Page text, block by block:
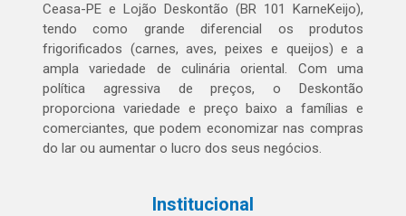
Ceasa-PE e Lojão Deskontão (BR 101 KarneKeijo),
tendo como grande diferencial os produtos
frigorificados (carnes, aves, peixes e queijos) e a
ampla variedade de culinária oriental. Com uma
política agressiva de preços, o Deskontão
proporciona variedade e preço baixo a famílias e
comerciantes, que podem economizar nas compras
do lar ou aumentar o lucro dos seus negócios.
Institucional